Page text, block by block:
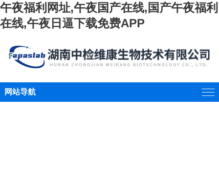
午夜福利网址,午夜国产在线,国产午夜福利
在线,午夜日逼下载免费APP
网站导航